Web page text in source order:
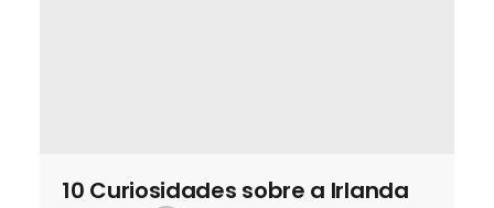
10 Curiosidades sobre a Irlanda